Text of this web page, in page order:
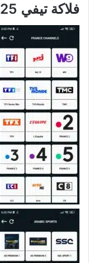
فلاكة تيفي 2025 اخر اصدار